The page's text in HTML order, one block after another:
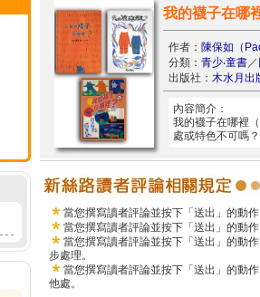
我的襪子在哪
作者： 陳保如（
分類： 青少‧童書／
出版社： 木水月出
內容簡介：
我的襪子在哪裡
處或特色不可嗎
當您撰寫讀者評論並按下「送出」的動
當您撰寫讀者評論並按下「送出」的動
當您撰寫讀者評論並按下「送出」的動
步處理。
當您撰寫讀者評論並按下「送出」的動
他處。